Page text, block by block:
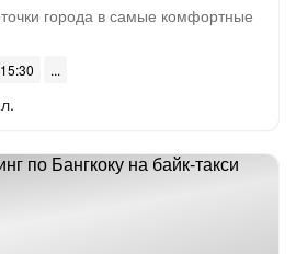
города в самые комфортные